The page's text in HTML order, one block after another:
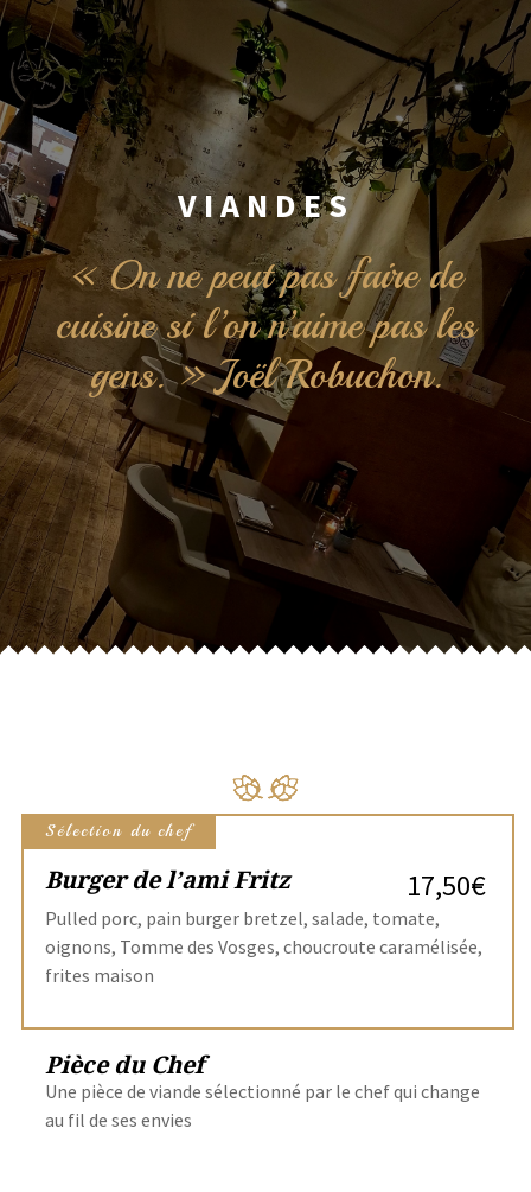
VIANDES
« On ne peut pas faire de
cuisine si l’on n’aime pas les
gens. » Joël Robuchon.
Sélection du chef
Burger de l’ami Fritz 17,50€
Pulled porc, pain burger bretzel, salade, tomate,
oignons, Tomme des Vosges, choucroute caramélisée,
frites maison
Pièce du Chef
Une pièce de viande sélectionné par le chef qui change
au fil de ses envies